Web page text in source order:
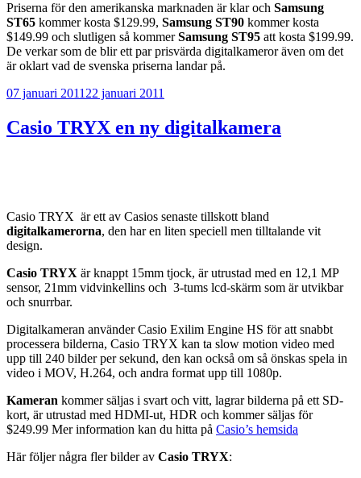
Priserna för den amerikanska marknaden är klar och Samsung
ST65 kommer kosta $129.99, Samsung ST90 kommer kosta
$149.99 och slutligen så kommerSamsung ST95 att kosta $199.99.
De verkar som de blir ett par prisvärda digitalkameror även om det
är oklart vad de svenska priserna landar på.
Publicerat
07 januari 2011 22 januari 2011
Casio TRYX en ny digitalkamera
Casio TRYX är ett av Casios senaste tillskott bland
digitalkamerorna, den har en liten speciell men tilltalande vit
design.
Casio TRYX är knappt 15mm tjock, är utrustad med en 12,1 MP
sensor, 21mm vidvinkellins och 3-tums lcd-skärm som är utvikbar
och snurrbar.
Digitalkameran använder Casio Exilim Engine HS för att snabbt
processera bilderna, Casio TRYX kan ta slow motion video med
upp till 240 bilder per sekund, den kan också om så önskas spela in
video i MOV, H.264, och andra format upp till 1080p.
Kameran kommer säljas i svart och vitt, lagrar bilderna på ett SD-
kort, är utrustad med HDMI-ut, HDR och kommer säljas för
$249.99 Mer information kan du hitta på Casio’s hemsida
Här följer några fler bilder av Casio TRYX: